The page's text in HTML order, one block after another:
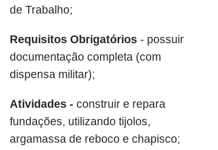
de Trabalho;
Requisitos Obrigatórios - possuir
documentação completa (com
dispensa militar);
Atividades - construir e repara
fundações, utilizando tijolos,
argamassa de reboco e chapisco;